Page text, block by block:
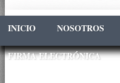
INICIO NOSOTROS
FIRMA ELECTRÓNICA